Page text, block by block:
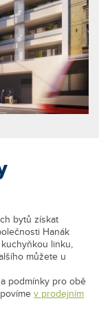
bytů získat
Hanák
linku,
můžete u
podmínky pro obě
v prodejním